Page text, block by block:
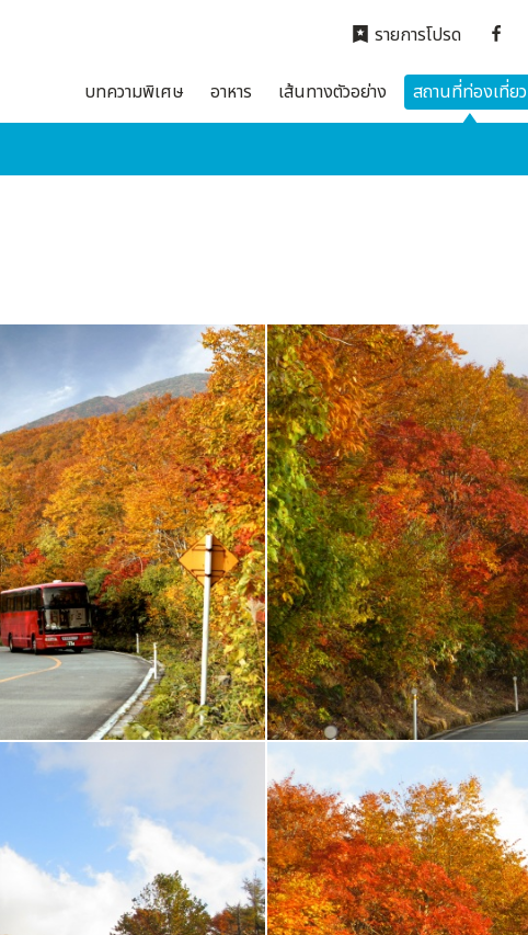
บทความพิเศษ อาหาร เส้นทางตัวอย่าง สถานที่ท่องเที่ยว
รายการโปรด